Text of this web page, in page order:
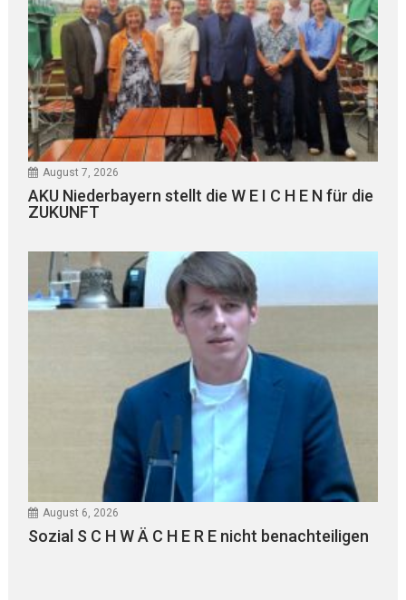
August 7, 2026
AKU Niederbayern stellt die W E I C H E N für die
ZUKUNFT
August 6, 2026
Sozial S C H W Ä C H E R E nicht benachteiligen